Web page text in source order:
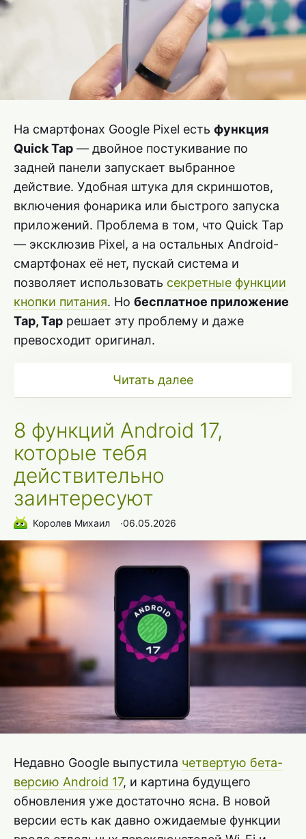
На смартфонах Google Pixel есть функция
Quick Tap — двойное постукивание по
задней панели запускает выбранное
действие. Удобная штука для скриншотов,
включения фонарика или быстрого запуска
приложений. Проблема в том, что Quick Tap
— эксклюзив Pixel, а на остальных Android-
смартфонах её нет, пускай система и
позволяет использовать секретные функции
кнопки питания. Но бесплатное приложение
Tap, Tap решает эту проблему и даже
превосходит оригинал.
Читать далее
8 функций Android 17,
которые тебя
действительно
заинтересуют
Королев Михаил ∙06.05.2026
Недавно Google выпустила четвертую бета-
версию Android 17, и картина будущего
обновления уже достаточно ясна. В новой
версии есть как давно ожидаемые функции